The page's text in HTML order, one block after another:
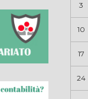
3
10
17
24